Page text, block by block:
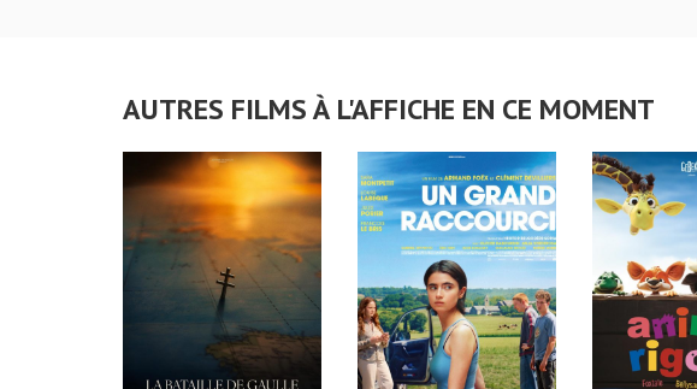
AUTRES FILMS À L'AFFICHE EN CE MOMENT